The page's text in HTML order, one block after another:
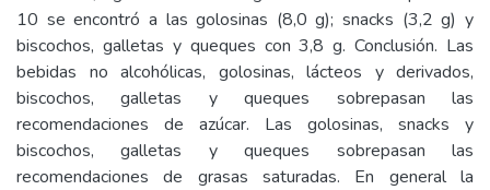
10 se encontró a las golosinas (8,0 g); snacks (3,2 g) y
biscochos, galletas y queques con 3,8 g. Conclusión. Las
bebidas no alcohólicas, golosinas, lácteos y derivados,
biscochos, galletas y queques sobrepasan las
recomendaciones de azúcar. Las golosinas, snacks y
biscochos, galletas y queques sobrepasan las
recomendaciones de grasas saturadas. En general la